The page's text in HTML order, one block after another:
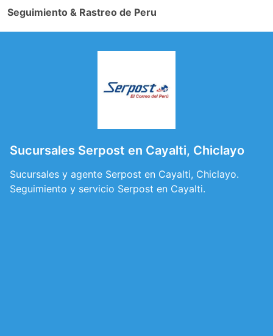
Seguimiento & Rastreo de Peru
Sucursales Serpost en Cayalti, Chiclayo
Sucursales y agente Serpost en Cayalti, Chiclayo.
Seguimiento y servicio Serpost en Cayalti.